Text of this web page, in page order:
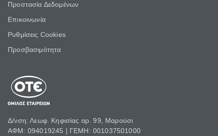
Προστασία Δεδομένων
Επικοινωνία
Ρυθμίσεις Cookies
Προσβασιμότητα
Δ/νση: Λεωφ. Κηφισίας αρ. 99, Μαρούσι
ΑΦΜ: 094019245 | ΓΕΜΗ: 001037501000